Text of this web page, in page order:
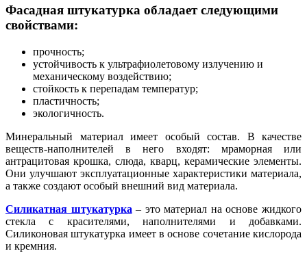
Фасадная штукатурка обладает следующими
свойствами:
прочность;
устойчивость к ультрафиолетовому излучению и
механическому воздействию;
стойкость к перепадам температур;
пластичность;
экологичность.
Минеральный материал имеет особый состав. В качестве
веществ-наполнителей в него входят: мраморная или
антрацитовая крошка, слюда, кварц, керамические элементы.
Они улучшают эксплуатационные характеристики материала,
а также создают особый внешний вид материала.
Силикатная штукатурка – это материал на основе жидкого
стекла с красителями, наполнителями и добавками.
Силиконовая штукатурка имеет в основе сочетание кислорода
и кремния.